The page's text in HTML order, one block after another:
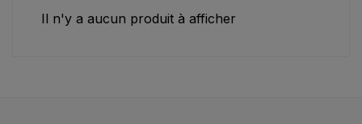
Il n'y a aucun produit à afficher